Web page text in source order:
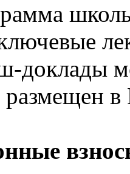
доклады
размещен